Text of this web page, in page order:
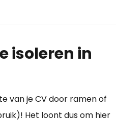
isoleren in
van je CV door ramen of
Het loont dus om hier